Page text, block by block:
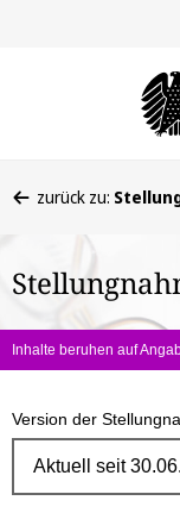
befinden
hier:
zurück zu:
Inhalte beruhen auf
Version der